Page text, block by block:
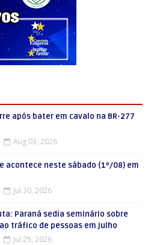
após bater em cavalo na BR-277
Aug 03, 2026
acontece neste sábado (1º/08) em
Jul 30, 2026
Paraná sedia seminário sobre
tráfico de pessoas em julho
Jul 25, 2026